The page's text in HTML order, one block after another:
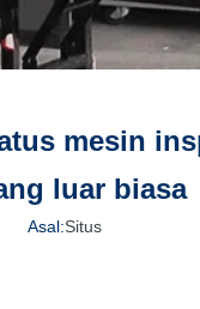
mesin
luar biasa
Asal:Situs